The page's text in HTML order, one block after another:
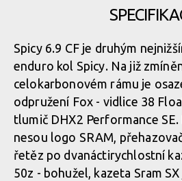
Spicy 6.9 CF je druhým
enduro kol Spicy. Na již
celokarbonovém rámu je
odpružení Fox - vidlice 38
tlumič DHX2 Performance
nesou logo SRAM,
řetěz po dvanáctirychlostní
50z - bohužel, kazeta Sram